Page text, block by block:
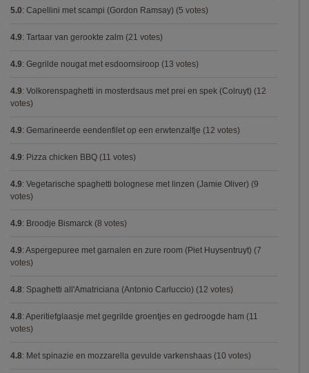
5.0: Capellini met scampi (Gordon Ramsay) (5 votes)
4.9: Tartaar van gerookte zalm (21 votes)
4.9: Gegrilde nougat met esdoornsiroop (13 votes)
4.9: Volkorenspaghetti in mosterdsaus met prei en spek (Colruyt) (12
votes)
4.9: Gemarineerde eendenfilet op een erwtenzalfje (12 votes)
4.9: Pizza chicken BBQ (11 votes)
4.9: Vegetarische spaghetti bolognese met linzen (Jamie Oliver) (9
votes)
4.9: Broodje Bismarck (8 votes)
4.9: Aspergepuree met garnalen en zure room (Piet Huysentruyt) (7
votes)
4.8: Spaghetti all'Amatriciana (Antonio Carluccio) (12 votes)
4.8: Aperitiefglaasje met gegrilde groentjes en gedroogde ham (11
votes)
4.8: Met spinazie en mozzarella gevulde varkenshaas (10 votes)